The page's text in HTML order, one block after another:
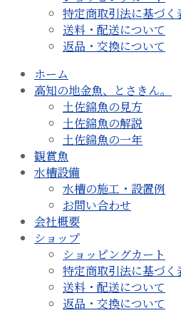
特定商取引法に基づく
送料・配送について
返品・交換について
ホーム
高知の地金魚、とさきん。
土佐錦魚の見方
土佐錦魚の解説
土佐錦魚の一年
観賞魚
水槽設備
水槽の施工・設置例
お問い合わせ
会社概要
ショップ
ショッピングカート
特定商取引法に基づく
送料・配送について
返品・交換について